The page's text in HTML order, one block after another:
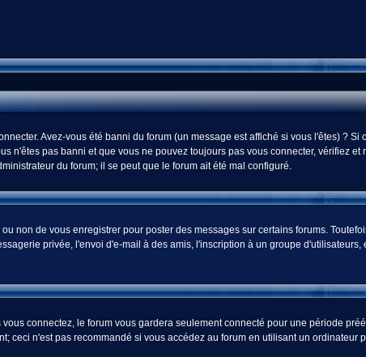
Avez-vous été banni du forum (un message est affiché si vous l'êtes) ? Si
n'êtes pas banni et que vous ne pouvez toujours pas vous connecter, vérifiez
du forum; il se peut que le forum ait été mal configuré.
non de vous enregistrer pour poster des messages sur certains forums.
privée, l'envoi d'e-mail à des amis, l'inscription à un groupe
connectez, le forum vous gardera seulement connecté pour une période
ceci n'est pas recommandé si vous accédez au forum en utilisant un ordinateur